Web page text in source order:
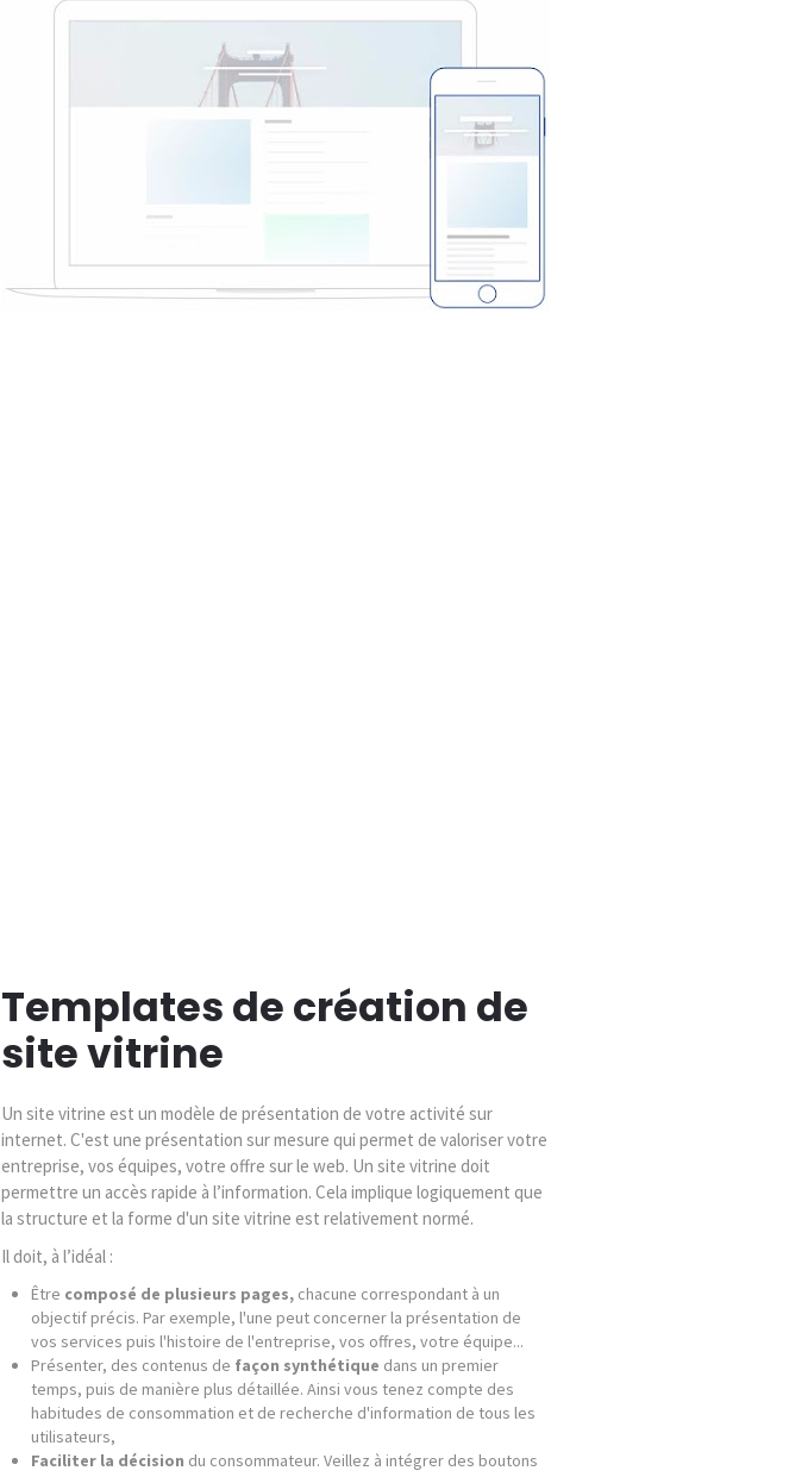
Templates de création de
site vitrine
Un site vitrine est un modèle de présentation de votre activité sur
internet. C'est une présentation sur mesure qui permet de valoriser votre
entreprise, vos équipes, votre offre sur le web. Un site vitrine doit
permettre un accès rapide à l’information. Cela implique logiquement que
la structure et la forme d'un site vitrine est relativement normé.
Il doit, à l’idéal :
Être composé de plusieurs pages, chacune correspondant à un
objectif précis. Par exemple, l'une peut concerner la présentation de
vos services puis l'histoire de l'entreprise, vos offres, votre équipe...
Présenter, des contenus de façon synthétique dans un premier
temps, puis de manière plus détaillée. Ainsi vous tenez compte des
habitudes de consommation et de recherche d'information de tous les
utilisateurs,
Faciliter la décision du consommateur. Veillez à intégrer des boutons